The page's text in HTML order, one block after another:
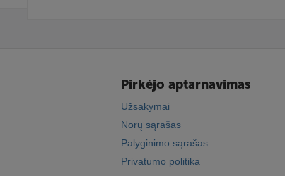
Pirkėjo aptarnavimas
Užsakymai
Norų sąrašas
Palyginimo sąrašas
Privatumo politika